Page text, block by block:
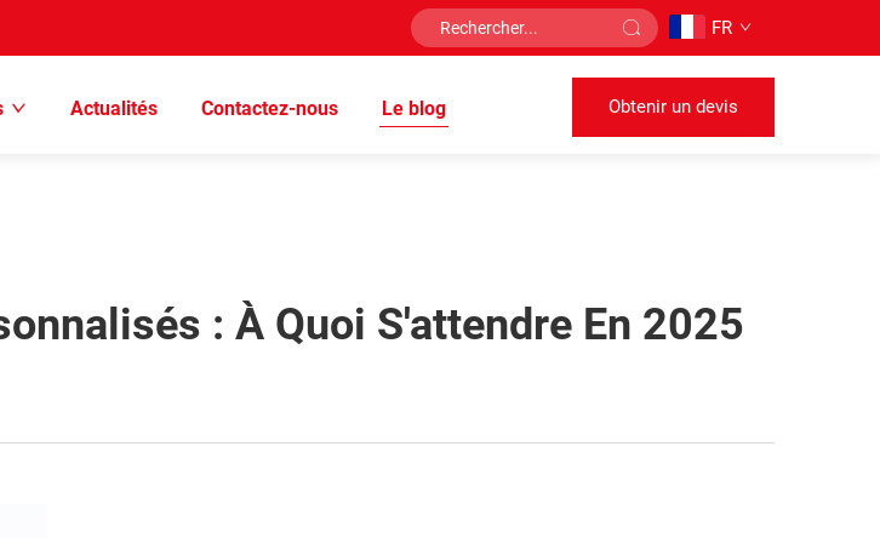
FR
Actualités Contactez-nous Le blog Obtenir un devis
: À Quoi S'attendre En 2025